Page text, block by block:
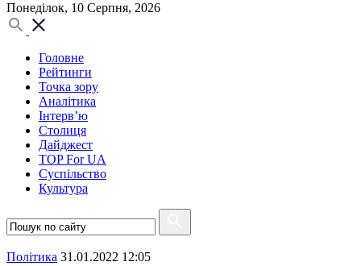
Понеділок, 10 Серпня, 2026
Головне
Рейтинги
Точка зору
Аналітика
Інтерв’ю
Столиця
Дайджест
TOP For UA
Суспiльство
Культура
Полiтика 31.01.2022 12:05